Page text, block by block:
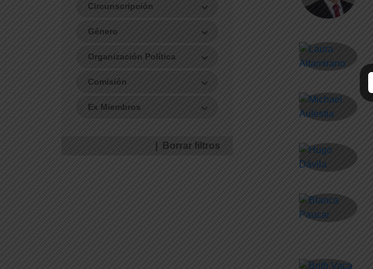
Circunscripción
Género
Organización Política
Comisión
Ex Miembros
| Borrar filtros